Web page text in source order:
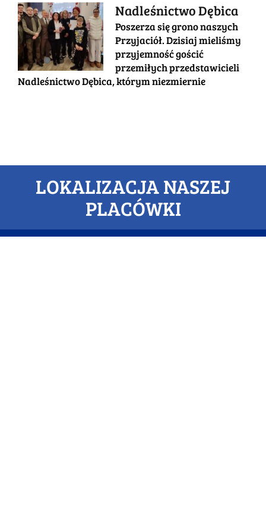
Nadleśnictwo Dębica
Poszerza się grono naszych
Przyjaciół. Dzisiaj mieliśmy
przyjemność gościć
przemiłych przedstawicieli
Nadleśnictwo Dębica, którym niezmiernie
LOKALIZACJA NASZEJ
PLACÓWKI